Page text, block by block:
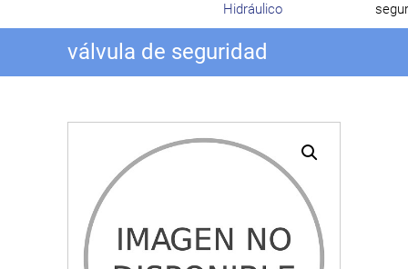
Hidráulico
válvula de seguridad